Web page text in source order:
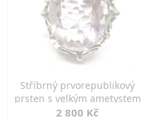
Stříbrný prvorepublikový
prsten s velkým ametystem
2 800 Kč